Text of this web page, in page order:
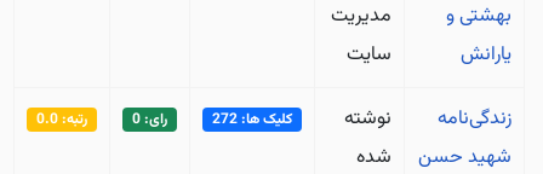
بهشتی و
یارانش
مدیریت
سایت
زندگی‌نامه
شهید حسن
نوشته
شده
کلیک ها: 272 رای: 0 رتبه: 0.0